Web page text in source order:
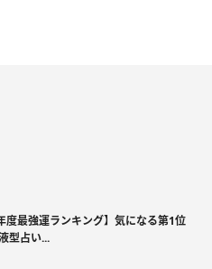
度最強運ランキング】気になる第1位
型占い...